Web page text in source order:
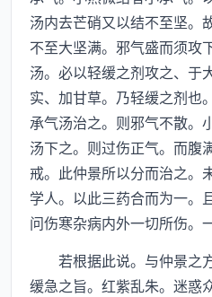
汤内去芒硝又以结不至坚。
不至大坚满。邪气盛而须攻
汤。必以轻缓之剂攻之、于
实、加甘草。乃轻缓之剂也
承气汤治之。则邪气不散。
汤下之。则过伤正气。而腹
戒。此仲景所以分而治之。
学人。以此三药合而为一。
问伤寒杂病内外一切所伤。
若根据此说。与仲景之
缓急之旨。红紫乱朱。迷惑